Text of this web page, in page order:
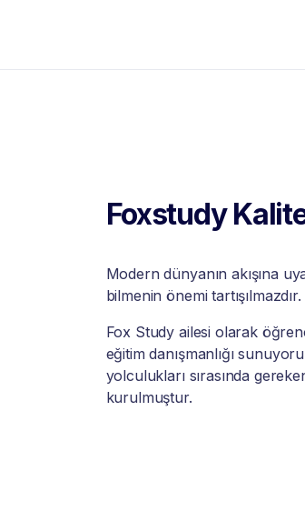
Foxstudy
Modern dünyanın akışına
bilmenin önemi tartışılmazdır.
Fox Study ailesi olarak
eğitim danışmanlığı
yolculukları sırasında
kurulmuştur.